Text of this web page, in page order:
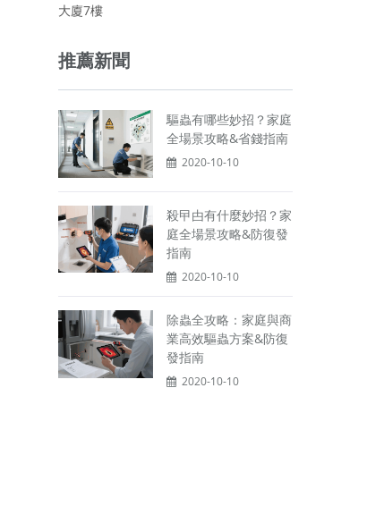
大廈7樓
推薦新聞
驅蟲有哪些妙招？家庭
全場景攻略&省錢指南
2020-10-10
殺曱甴有什麼妙招？家
庭全場景攻略&防復發
指南
2020-10-10
除蟲全攻略：家庭與商
業高效驅蟲方案&防復
發指南
2020-10-10